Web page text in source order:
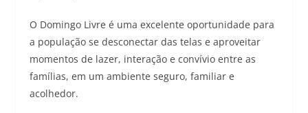
O Domingo Livre é uma excelente oportunidade para
a população se desconectar das telas e aproveitar
momentos de lazer, interação e convívio entre as
famílias, em um ambiente seguro, familiar e
acolhedor.